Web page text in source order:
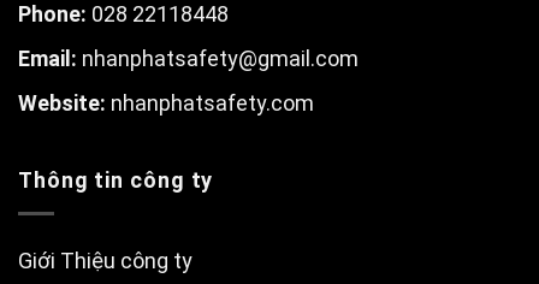
Phone: 028 22118448
Email: nhanphatsafety@gmail.com
Website: nhanphatsafety.com
Thông tin công ty
Giới Thiệu công ty